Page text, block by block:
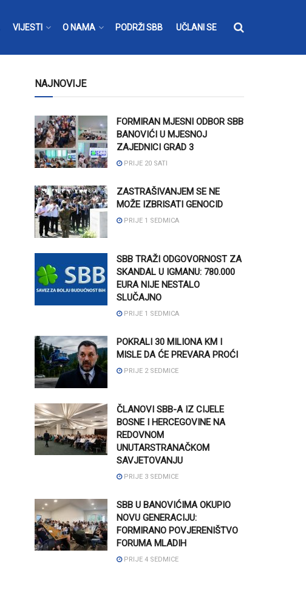
VIJESTI O NAMA PODRŽI SBB UČLANI SE
NAJNOVIJE
FORMIRAN MJESNI ODBOR SBB
BANOVIĆI U MJESNOJ
ZAJEDNICI GRAD 3
PRIJE 20 SATI
ZASTRAŠIVANJEM SE NE
MOŽE IZBRISATI GENOCID
PRIJE 1 SEDMICA
SBB TRAŽI ODGOVORNOST ZA
SKANDAL U IGMANU: 780.000
EURA NIJE NESTALO
SLUČAJNO
PRIJE 1 SEDMICA
POKRALI 30 MILIONA KM I
MISLE DA ĆE PREVARA PROĆI
PRIJE 2 SEDMICE
ČLANOVI SBB-A IZ CIJELE
BOSNE I HERCEGOVINE NA
REDOVNOM
UNUTARSTRANAČKOM
SAVJETOVANJU
PRIJE 3 SEDMICE
SBB U BANOVIĆIMA OKUPIO
NOVU GENERACIJU:
FORMIRANO POVJERENIŠTVO
FORUMA MLADIH
PRIJE 4 SEDMICE